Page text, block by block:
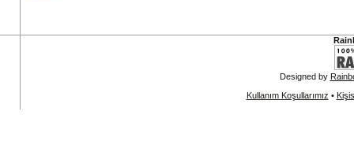
Designed by
Kullanım Koşullarımız •